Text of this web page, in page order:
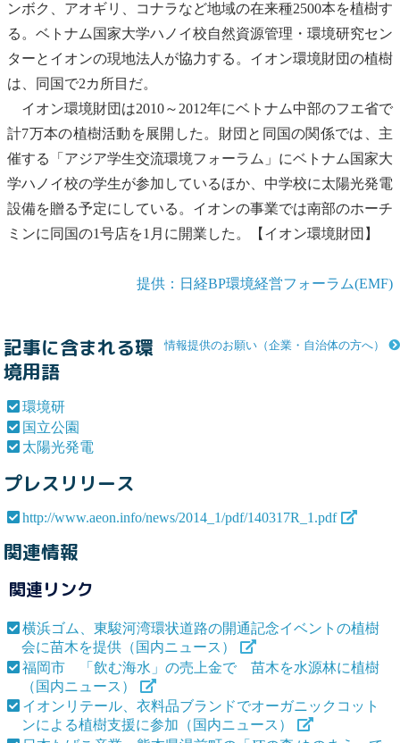
ンボク、アオギリ、コナラなど地域の在来種2500本を植樹す
る。ベトナム国家大学ハノイ校自然資源管理・ 環境研究セン
ターとイオンの現地法人が協力する。イオン環境財団の植樹
は、同国で2カ所目だ。
イオン環境財団は2010～2012年にベトナム中部のフエ省で
計7万本の植樹活動を展開した。財団と同国の関係では、主
催する「アジア学生交流環境フォーラム」にベトナム国家大
学ハノイ校の学生が参加しているほか、中学校に太陽光発電
設備を贈る予定にしている。イオンの事業では南部のホーチ
ミンに同国の1号店を1月に開業した。【イオン環境財団】
提供：日経BP環境経営フォーラム(EMF)
情報提供のお願い（企業・自治体の方へ）
記事に含まれる環
境用語
環境研
国立公園
太陽光発電
プレスリリース
http://www.aeon.info/news/2014_1/pdf/140317R_1.pdf
関連情報
関連リンク
横浜ゴム、東駿河湾環状道路の開通記念イベントの植樹
会に苗木を提供（国内ニュース）
福岡市 「飲む海水」の売上金で 苗木を水源林に植樹
（国内ニュース）
イオンリテール、衣料品ブランドでオーガニックコット
ンによる植樹支援に参加（国内ニュース）